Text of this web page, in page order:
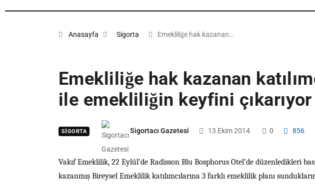
Anasayfa Sigorta Emekliliğe hak kazanan…
Emekliliğe hak kazanan
ile emekliliğin keyfini çıkarıyor
SIGORTA Sigortacı Gazetesi 13 Ekim 2014 0 856
Vakıf Emeklilik, 22 Eylül’de Radisson Blu Bosphorus Otel’de düzenledikleri
kazanmış Bireysel Emeklilik katılımcılarına 3 farklı emeklilik planı